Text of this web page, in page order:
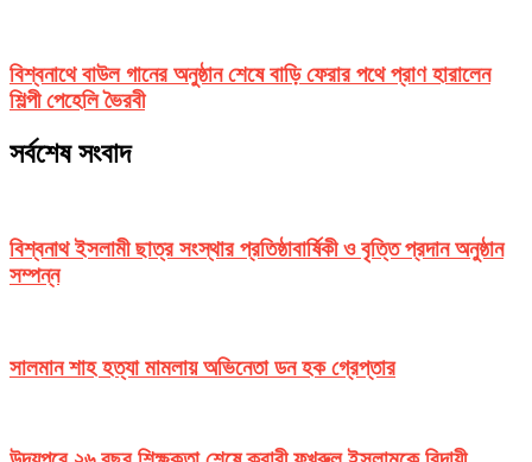
বিশ্বনাথে বাউল গানের অনুষ্ঠান শেষে বাড়ি ফেরার পথে প্রাণ হারালেন
শিল্পী পেহেলি ভৈরবী
সর্বশেষ সংবাদ
বিশ্বনাথ ইসলামী ছাত্র সংস্থার প্রতিষ্ঠাবার্ষিকী ও বৃত্তি প্রদান অনুষ্ঠান
সম্পন্ন
সালমান শাহ হত্যা মামলায় অভিনেতা ডন হক গ্রেপ্তার